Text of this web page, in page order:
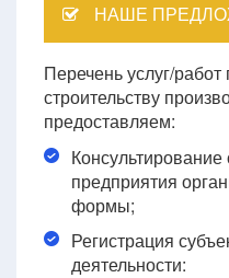
НАШЕ
Перечень услуг/
строительству
предоставляем:
предприятия
формы;
Регистрация
деятельности: